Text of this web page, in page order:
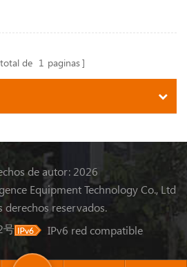
de 1 paginas
de autor: 2026
Equipment Technology Co., Ltd
derechos reservados.
号
IPv6 red compatible